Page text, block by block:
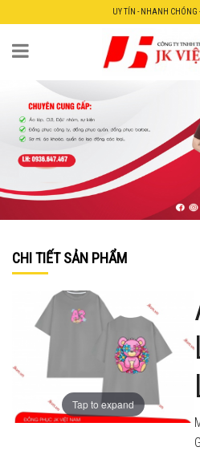
UY TÍN - NHANH CHÓNG
CHI TIẾT SẢN PHẨM
Tap to expand